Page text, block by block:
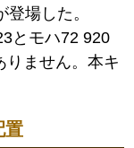
場した。
とモハ72 920
りません。本キ
置